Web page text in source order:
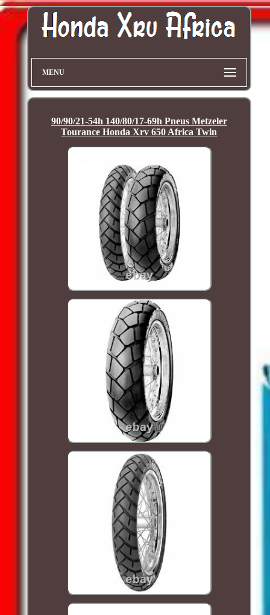
MENU
90/90/21-54h 140/80/17-69h Pneus Metzeler
Tourance Honda Xrv 650 Africa Twin